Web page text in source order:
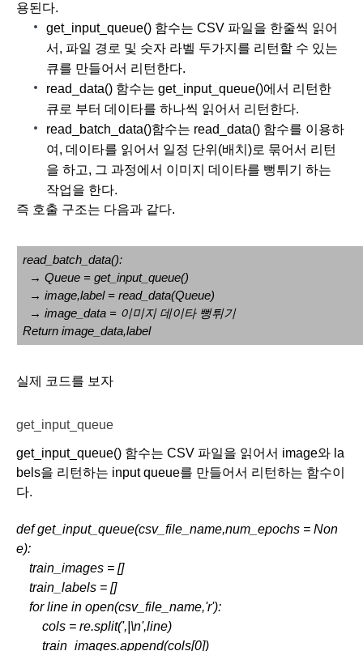
용된다.
get_input_queue() 함수는 CSV 파일을 한줄씩 읽어
서, 파일 경로 및 숫자 라벨 두가지를 리턴할 수 있는
큐를 만들어서 리턴한다.
read_data() 함수는 get_input_queue()에서 리턴한
큐로 부터 데이타를 하나씩 읽어서 리턴한다.
read_batch_data()함수는 read_data() 함수를 이용하
여, 데이타를 읽어서 일정 단위(배치)로 묶어서 리턴
을 하고, 그 과정에서 이미지 데이타를 뻥튀기 하는
작업을 한다.
즉 호출 구조는 다음과 같다.
read_batch_data():
→ Queue = get_input_queue()
→ image,label = read_data(Queue)
→ image_data = 이미지 데이타 뻥튀기
Return image_data,label
실제 코드를 보자
get_input_queue
get_input_queue() 함수는 CSV 파일을 읽어서 image와 la
bels을 리턴하는 input queue를 만들어서 리턴하는 함수이
다.
def get_input_queue(csv_file_name,num_epochs = Non
e):
train_images = []
train_labels = []
for line in open(csv_file_name,'r'):
cols = re.split(',|\n',line)
train_images.append(cols[0])